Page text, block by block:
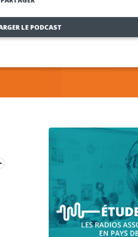
LE PODCAST